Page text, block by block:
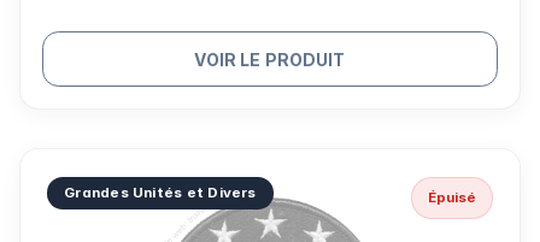
VOIR LE PRODUIT
Grandes Unités et Divers Épuisé